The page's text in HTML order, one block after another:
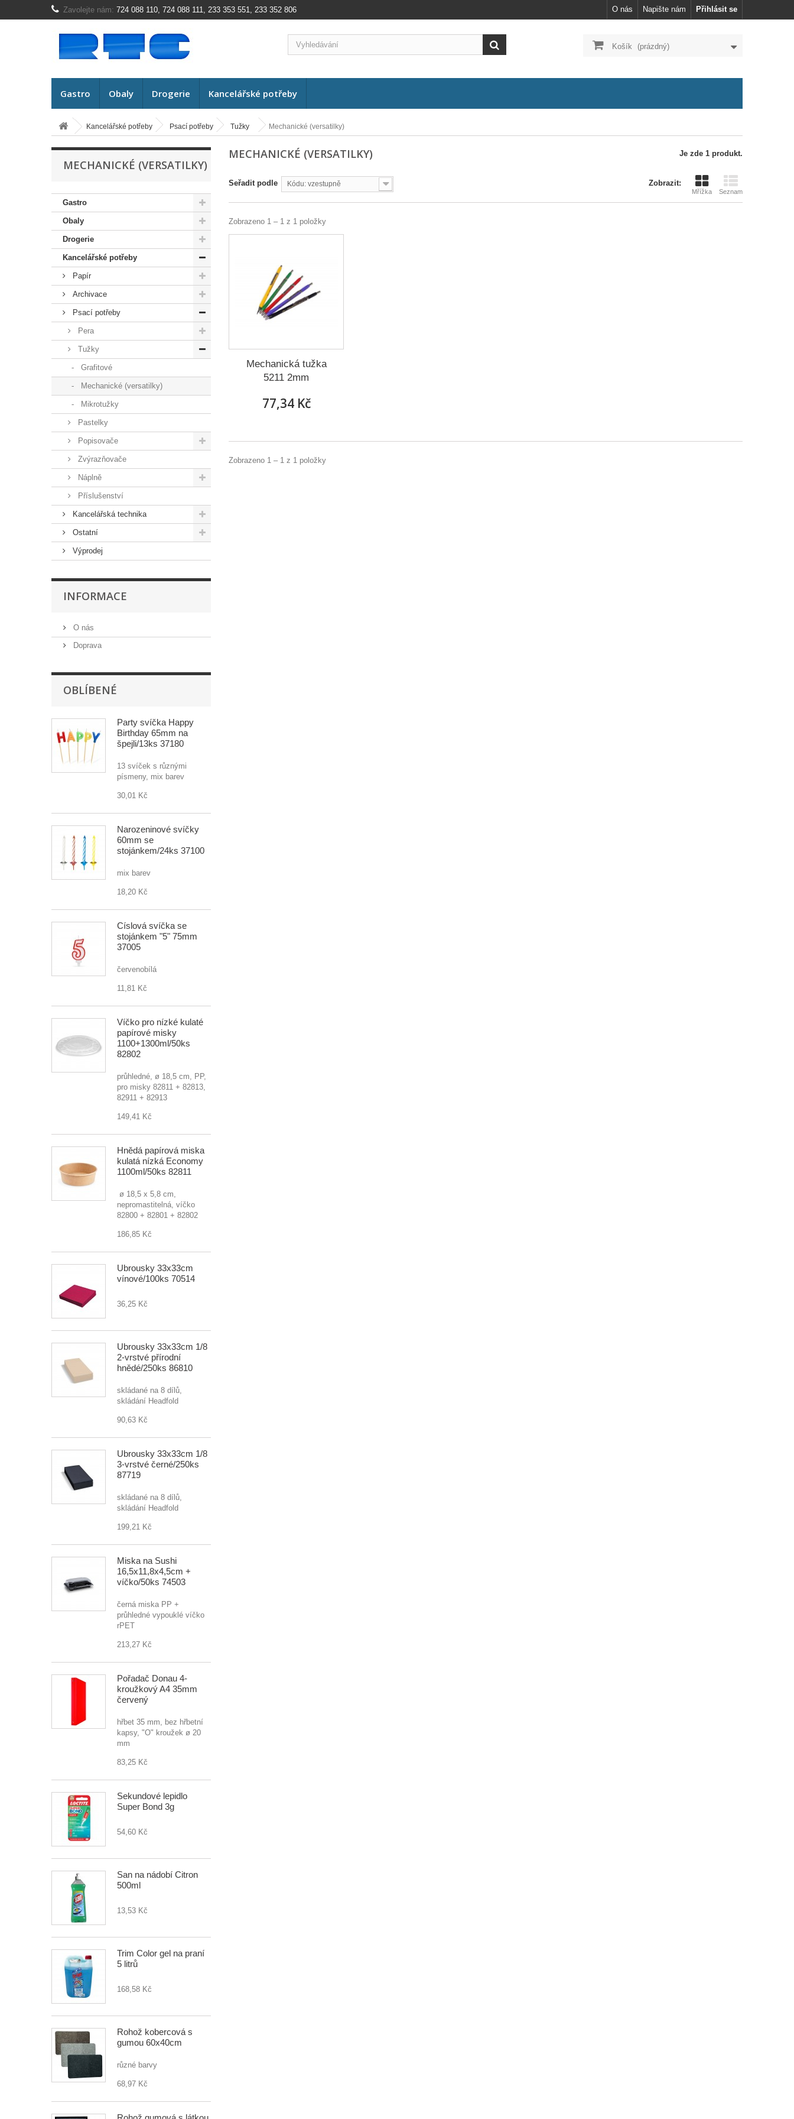
Přihlásit se
Napište nám
O nás
Zavolejte nám: 724 088 110, 724 088 111, 233 353 551, 233 352 806
Košík (prázdný)
Gastro Obaly Drogerie Kancelářské potřeby
Kancelářské potřeby Psací potřeby Tužky Mechanické (versatilky)
MECHANICKÉ (VERSATILKY)
Gastro
Obaly
Drogerie
Kancelářské potřeby
Papír
Archivace
Psací potřeby
Pera
Tužky
Grafitové
Mechanické (versatilky)
Mikrotužky
Pastelky
Popisovače
Zvýrazňovače
Náplně
Příslušenství
Kancelářská technika
Ostatní
Výprodej
INFORMACE
O nás
Doprava
OBLÍBENÉ
Party svíčka Happy
Birthday 65mm na
špejli/13ks 37180
13 svíček s různými
písmeny, mix barev
30,01 Kč
Narozeninové svíčky
60mm se
stojánkem/24ks 37100
mix barev
18,20 Kč
Číslová svíčka se
stojánkem "5" 75mm
37005
červenobílá
11,81 Kč
Víčko pro nízké kulaté
papírové misky
1100+1300ml/50ks
82802
průhledné, ø 18,5 cm, PP,
pro misky 82811 + 82813,
82911 + 82913
149,41 Kč
Hnědá papírová miska
kulatá nízká Economy
1100ml/50ks 82811
ø 18,5 x 5,8 cm,
nepromastitelná, víčko
82800 + 82801 + 82802
186,85 Kč
Ubrousky 33x33cm
vínové/100ks 70514
36,25 Kč
Ubrousky 33x33cm 1/8
2-vrstvé přírodní
hnědé/250ks 86810
skládané na 8 dílů,
skládání Headfold
90,63 Kč
Ubrousky 33x33cm 1/8
3-vrstvé černé/250ks
87719
skládané na 8 dílů,
skládání Headfold
199,21 Kč
Miska na Sushi
16,5x11,8x4,5cm +
víčko/50ks 74503
černá miska PP +
průhledné vypouklé víčko
rPET
213,27 Kč
Pořadač Donau 4-
kroužkový A4 35mm
červený
hřbet 35 mm, bez hřbetní
kapsy, "O" kroužek ø 20
mm
83,25 Kč
Sekundové lepidlo
Super Bond 3g
54,60 Kč
San na nádobí Citron
500ml
13,53 Kč
Trim Color gel na praní
5 litrů
168,58 Kč
Rohož kobercová s
gumou 60x40cm
různé barvy
68,97 Kč
MECHANICKÉ (VERSATILKY) Je zde 1 produkt.
Zobrazit:
Mřížka Seznam
Seřadit podle Kódu: vzestupně
Zobrazeno 1 – 1 z 1 položky
Mechanická tužka
5211 2mm
77,34 Kč
Zobrazeno 1 – 1 z 1 položky